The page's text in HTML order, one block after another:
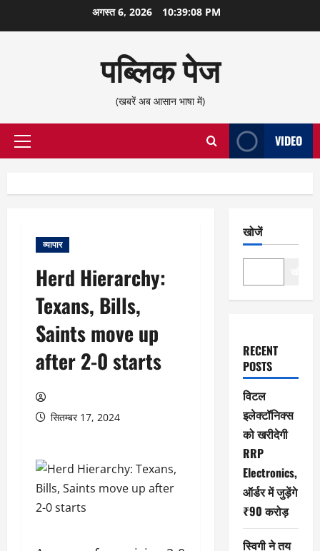
सामग्री
अगस्त 6, 2026 10:39:09 PM
पब्लिक पेज
(खबरें अब आसान भाषा में)
प्राथमिक
VIDEO
व्यापार
Herd Hierarchy:
Texans, Bills,
Saints move up
after 2-0 starts
सितम्बर 17, 2024
खोजें
RECENT
POSTS
विटल
इलेक्टॉनिक्स
को खरीदेगी
RRP
Electronics,
ऑर्डर में जुड़ेंगे
₹90 करोड़
स्विगी ने तय